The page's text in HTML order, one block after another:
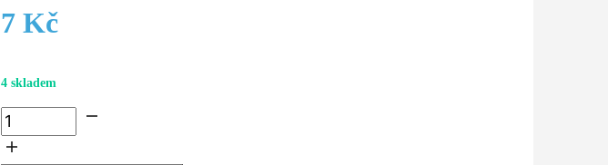
7 Kč
4 skladem
Clarabelle,Contented
Wallflower